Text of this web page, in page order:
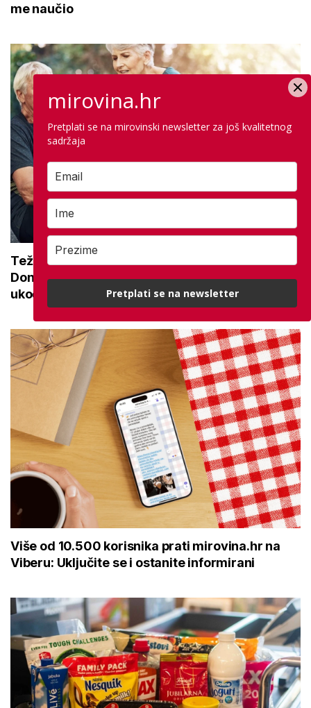
me naučio
Teže se krećete zbog bolnih zglobova?
Donosimo savjete za lakši pokret i ublažavanje
ukočenosti
Više od 10.500 korisnika prati mirovina.hr na
Viberu: Uključite se i ostanite informirani
mirovina.hr
Pretplati se na mirovinski newsletter za još kvalitetnog
sadržaja
Pretplati se na newsletter